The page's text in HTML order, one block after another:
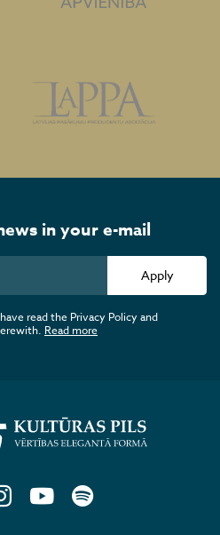
in your e-mail
Apply
read the Privacy Policy and
Read more